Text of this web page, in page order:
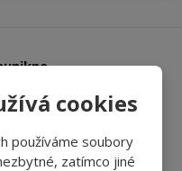
cookies
používáme soubory
zatímco jiné